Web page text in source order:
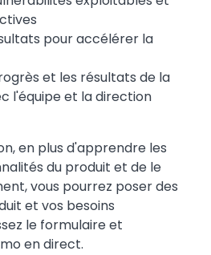
pour accélérer la
et les résultats de la
l'équipe et la direction
en plus d'apprendre les
du produit et de le
vous pourrez poser des
et vos besoins
le formulaire et
en direct.